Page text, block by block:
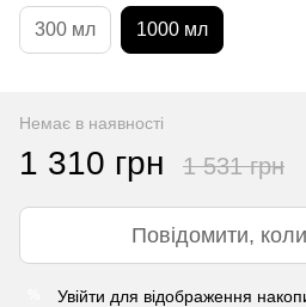
300 мл 1000 мл
Немає в наявності
1 310 грн 1 531 грн
Повідомити,
Увійти для відображення